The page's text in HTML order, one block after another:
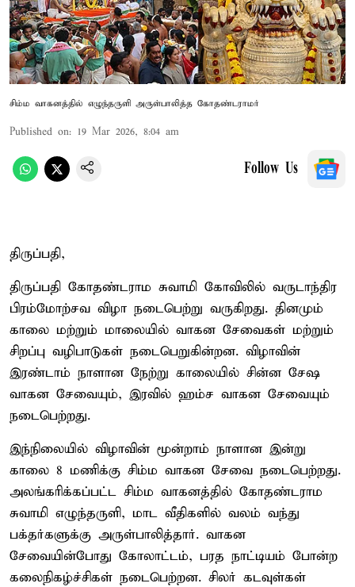
சிம்ம வாகனத்தில் எழுந்தருளி அருள்பாலித்த கோதண்டராமர்
Published on: 19 Mar 2026, 8:04 am
Follow Us
திருப்பதி,
திருப்பதி கோதண்டராம சுவாமி கோவிலில் வருடாந்திர
பிரம்மோற்சவ விழா நடைபெற்று வருகிறது. தினமும்
காலை மற்றும் மாலையில் வாகன சேவைகள் மற்றும்
சிறப்பு வழிபாடுகள் நடைபெறுகின்றன. விழாவின்
இரண்டாம் நாளான நேற்று காலையில் சின்ன சேஷ
வாகன சேவையும், இரவில் ஹம்ச வாகன சேவையும்
நடைபெற்றது.
இந்நிலையில் விழாவின் மூன்றாம் நாளான இன்று
காலை 8 மணிக்கு சிம்ம வாகன சேவை நடைபெற்றது.
அலங்கரிக்கப்பட்ட சிம்ம வாகனத்தில் கோதண்டராம
சுவாமி எழுந்தருளி, மாட வீதிகளில் வலம் வந்து
பக்தர்களுக்கு அருள்பாலித்தார். வாகன
சேவையின்போது கோலாட்டம், பரத நாட்டியம் போன்ற
கலைநிகழ்ச்சிகள் நடைபெற்றன. சிலர் கடவுள்கள்